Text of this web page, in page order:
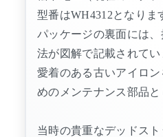
型番はWH4312となりま
パッケージの裏面には
法が図解で記載されてい
愛着のある古いアイロ
めのメンテナンス部品と
当時の貴重なデッドス